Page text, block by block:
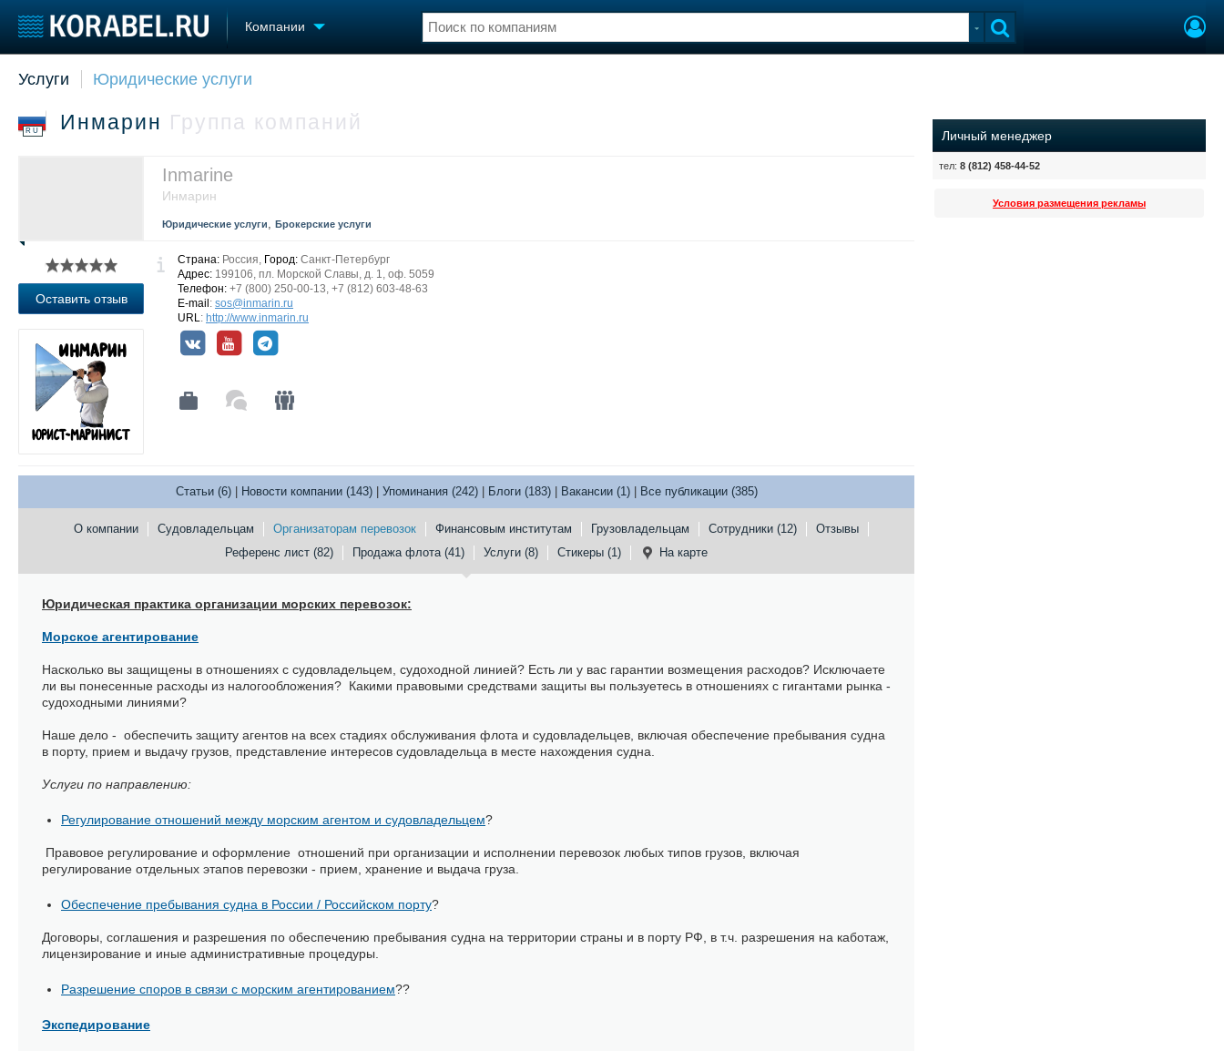
Компании
Судостроение
Новости
Реклама
Торговая площадка
Продажа флота
Изделия
Материалы
Личности
Услуги Юридические услуги
RU Инмарин Группа компаний
Inmarine
Инмарин
Юридические услуги, Брокерские услуги
Оставить отзыв
Страна: Россия, Город: Санкт-Петербург
Адрес: 199106, пл. Морской Славы, д. 1, оф. 5059
Телефон: +7 (800) 250-00-13, +7 (812) 603-48-63
E-mail : sos@inmarin.ru
URL: http://www.inmarin.ru
Статьи (6)| Новости компании (143)| Упоминания (242)| Блоги (183)| Вакансии (1)| Все публикации (385)
О компании Судовладельцам Организаторам перевозок Финансовым институтам Грузовладельцам Сотрудники (12)
Отзывы
Референс лист (82)
Продажа флота (41) Услуги (8) Стикеры (1) На карте
Юридическая практика организации морских перевозок:
Морское агентирование
Насколько вы защищены в отношениях с судовладельцем, судоходной линией? Есть ли у вас гарантии возмещения расходов? Исключаете
ли вы понесенные расходы из налогообложения? Какими правовыми средствами защиты вы пользуетесь в отношениях с гигантами рынка -
судоходными линиями?
Наше дело - обеспечить защиту агентов на всех стадиях обслуживания флота и судовладельцев, включая обеспечение пребывания судна
в порту, прием и выдачу грузов, представление интересов судовладельца в месте нахождения судна.
Услуги по направлению:
Регулирование отношений между морским агентом и судовладельцем?
Правовое регулирование и оформление отношений при организации и исполнении перевозок любых типов грузов, включая
регулирование отдельных этапов перевозки - прием, хранение и выдача груза.
Обеспечение пребывания судна в России / Российском порту?
Договоры, соглашения и разрешения по обеспечению пребывания судна на территории страны и в порту РФ, в т.ч. разрешения на каботаж,
лицензирование и иные административные процедуры.
Разрешение споров в связи с морским агентированием??
Экспедирование
Личный менеджер
тел: 8 (812) 458-44-52
Условия размещения рекламы